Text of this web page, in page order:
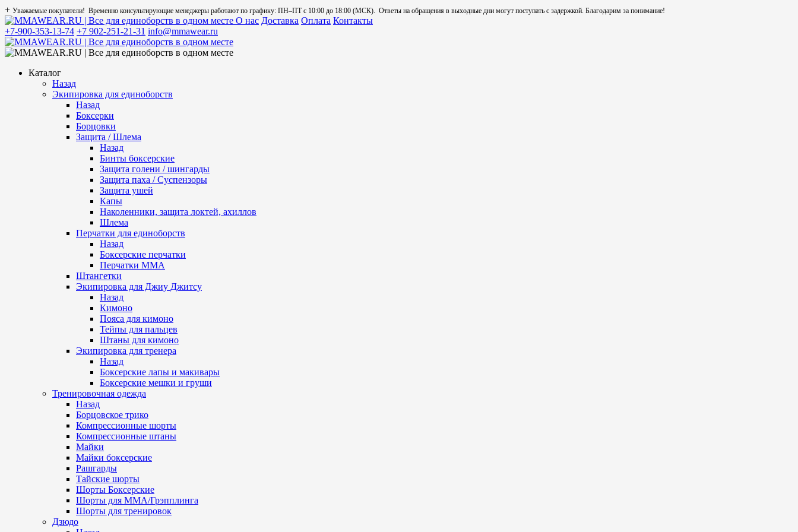
+ Уважаемые покупатели! Временно консультирующие менеджеры работают по графику: ПН–ПТ с 10:00 до 18:00 (МСК). Ответы на обращения в выходные дни могут поступать с задержкой. Благодарим за понимание!
О нас Доставка Оплата Контакты
+7-900-353-13-74 +7 902-251-21-31 info@mmawear.ru
Каталог
Назад
Экипировка для единоборств
Назад
Боксерки
Борцовки
Защита / Шлема
Назад
Бинты боксерские
Защита голени / шингарды
Защита паха / Суспензоры
Защита ушей
Капы
Наколенники, защита локтей, ахиллов
Шлема
Перчатки для единоборств
Назад
Боксерские перчатки
Перчатки ММА
Штангетки
Экипировка для Джиу Джитсу
Назад
Кимоно
Пояса для кимоно
Тейпы для пальцев
Штаны для кимоно
Экипировка для тренера
Назад
Боксерские лапы и макивары
Боксерские мешки и груши
Тренировочная одежда
Назад
Борцовское трико
Компрессионные шорты
Компрессионные штаны
Майки
Майки боксерские
Рашгарды
Тайские шорты
Шорты Боксерские
Шорты для ММА/Грэпплинга
Шорты для тренировок
Дзюдо